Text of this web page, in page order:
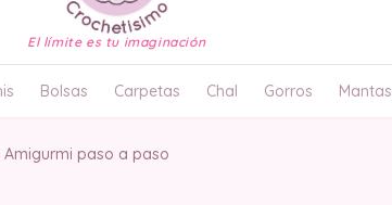
El límite es tu imaginación
Bolsas Carpetas Chal Gorros Mantas
Amigurmi paso a paso